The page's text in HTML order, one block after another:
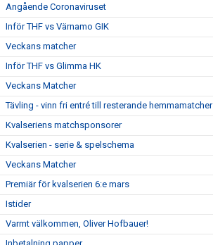
Angående Coronaviruset
Inför THF vs Värnamo GIK
Veckans matcher
Inför THF vs Glimma HK
Veckans Matcher
Tävling - vinn fri entré till resterande hemmamatcher
Kvalseriens matchsponsorer
Kvalserien - serie & spelschema
Veckans Matcher
Premiär för kvalserien 6:e mars
Istider
Varmt välkommen, Oliver Hofbauer!